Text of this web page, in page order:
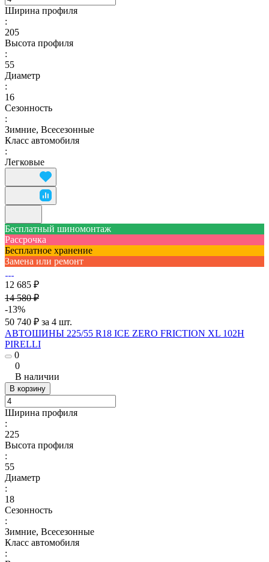
Ширина профиля
:
205
Высота профиля
:
55
Диаметр
:
16
Сезонность
:
Зимние, Всесезонные
Класс автомобиля
:
Легковые
Бесплатный шиномонтаж
Рассрочка
Бесплатное хранение
Замена или ремонт
12 685 ₽
14 580 ₽
-13%
50 740 ₽ за 4 шт.
АВТОШИНЫ 225/55 R18 ICE ZERO FRICTION XL 102H
PIRELLI
0
0
В наличии
В корзину
Ширина профиля
:
225
Высота профиля
:
55
Диаметр
:
18
Сезонность
:
Зимние, Всесезонные
Класс автомобиля
: